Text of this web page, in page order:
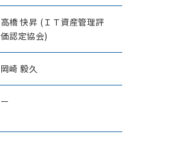
高橋 快昇 (ＩＴ資産管理評
価認定協会)
岡崎 毅久
ー